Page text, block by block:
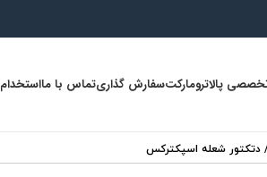
پالاترومارکتسفارش گذاریتماس با مااستخدام
دتکتور شعله اسپکترکس